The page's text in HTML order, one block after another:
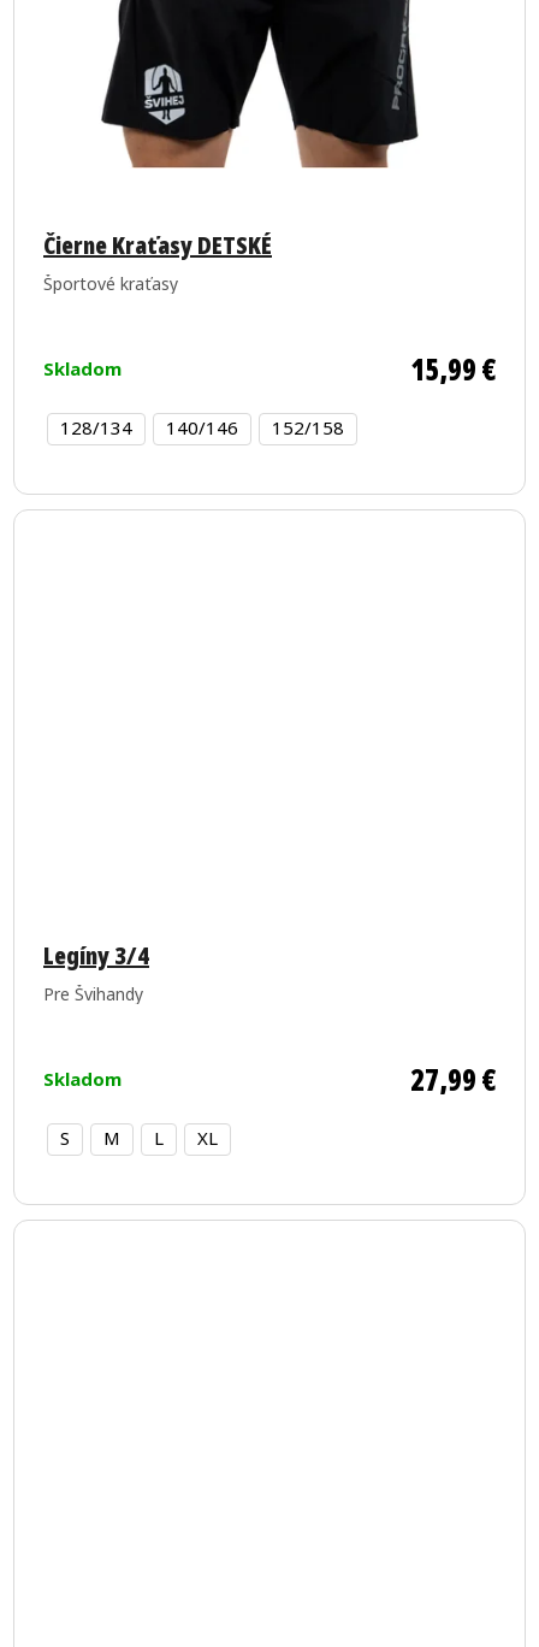
Čierne Kraťasy DETSKÉ
Športové kraťasy
Skladom 15,99 €
128/134 140/146 152/158
Legíny 3/4
Pre Švihandy
Skladom 27,99 €
S M L XL